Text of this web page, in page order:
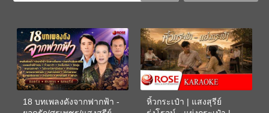
18 บทเพลงดังจากฟากฟ้า -
หิ้วกระเป๋า | แสงสุรีย์